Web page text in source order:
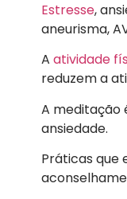
Estresse,
aneurisma,
A atividade
reduzem a
A meditação
ansiedade.
Práticas que